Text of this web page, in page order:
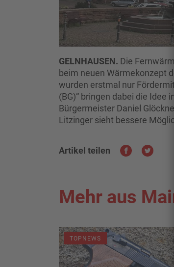
GELNHAUSEN. Die
beim neuen Wärmekonzept
wurden erstmal nur
(BG)“ bringen dabei die
Bürgermeister Daniel
Litzinger sieht bessere
Artikel teilen
Mehr aus
TOPNEWS